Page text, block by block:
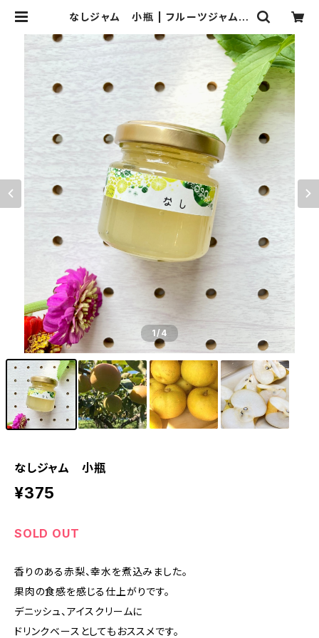
なしジャム 小瓶 | フルーツジャム
1/4
なしジャム 小瓶
¥375
SOLD OUT
香りのある赤梨、幸水を煮込みました。
果肉の食感を感じる仕上がりです。
デニッシュ、アイスクリームに
ドリンクベースとしてもおススメです。